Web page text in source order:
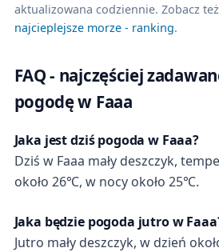
aktualizowana codziennie. Zobacz
najcieplejsze morze - ranking.
FAQ - najczęściej
pogodę w Faaa
Jaka jest dziś pogoda w Faaa?
Dziś w Faaa mały deszczyk,
około 26℃, w nocy około 25℃.
Jaka będzie pogoda jutro w
Jutro mały deszczyk, w dzień